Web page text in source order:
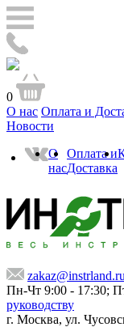
0
О нас Оплата и
Новости
О
нас
Оплата и
Доставка
zakaz@instrland.ru
Пн-Чт 9:00 - 17:30;
руководству
г. Москва, ул.